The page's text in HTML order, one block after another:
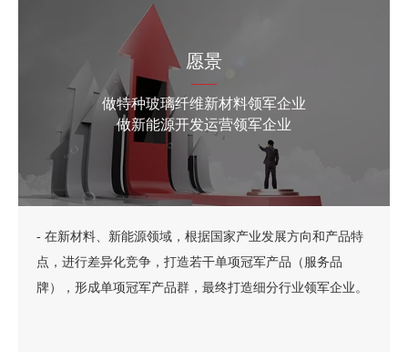
愿景
——
做特种玻璃纤维新材料领军企业
做新能源开发运营领军企业
- 在新材料、新能源领域，根据国家产业发展方向和产品特
点，进行差异化竞争，打造若干单项冠军产品（服务品
牌），形成单项冠军产品群，最终打造细分行业领军企业。